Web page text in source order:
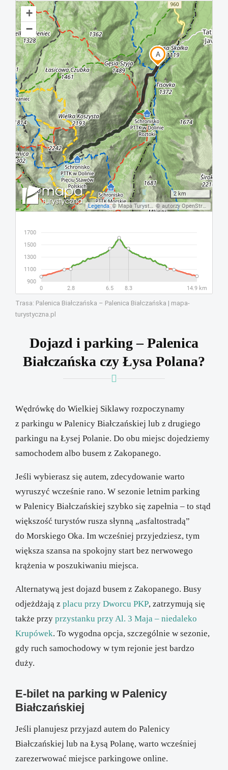
Trasa: Palenica Białczańska – Palenica Białczańska | mapa-
turystyczna.pl
Dojazd i parking – Palenica
Białczańska czy Łysa Polana?
Wędrówkę do Wielkiej Siklawy rozpoczynamy
z parkingu w Palenicy Białczańskiej lub z drugiego
parkingu na Łysej Polanie. Do obu miejsc dojedziemy
samochodem albo busem z Zakopanego.
Jeśli wybierasz się autem, zdecydowanie warto
wyruszyć wcześnie rano. W sezonie letnim parking
w Palenicy Białczańskiej szybko się zapełnia – to stąd
większość turystów rusza słynną „asfaltostradą”
do Morskiego Oka. Im wcześniej przyjedziesz, tym
większa szansa na spokojny start bez nerwowego
krążenia w poszukiwaniu miejsca.
Alternatywą jest dojazd busem z Zakopanego. Busy
odjeżdżają z placu przy Dworcu PKP, zatrzymują się
także przy przystanku przy Al. 3 Maja – niedaleko
Krupówek. To wygodna opcja, szczególnie w sezonie,
gdy ruch samochodowy w tym rejonie jest bardzo
duży.
E-bilet na parking w Palenicy
Białczańskiej
Jeśli planujesz przyjazd autem do Palenicy
Białczańskiej lub na Łysą Polanę, warto wcześniej
zarezerwować miejsce parkingowe online.